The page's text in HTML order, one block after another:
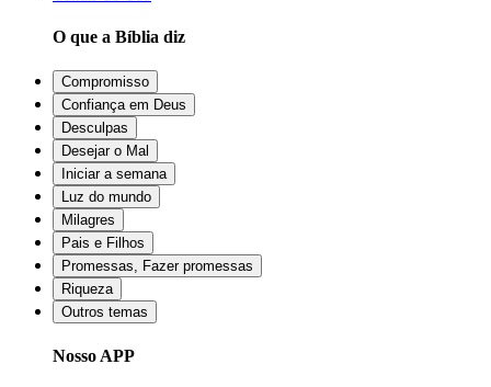
O que a Bíblia diz
Compromisso
Confiança em Deus
Desculpas
Desejar o Mal
Iniciar a semana
Luz do mundo
Milagres
Pais e Filhos
Promessas, Fazer promessas
Riqueza
Outros temas
Nosso APP